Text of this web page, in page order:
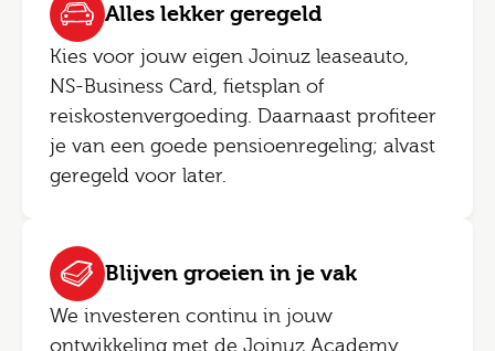
Alles lekker geregeld
Kies voor jouw eigen Joinuz leaseauto,
NS-Business Card, fietsplan of
reiskostenvergoeding. Daarnaast profiteer
je van een goede pensioenregeling; alvast
geregeld voor later.
Blijven groeien in je vak
We investeren continu in jouw
ontwikkeling met de Joinuz Academy,